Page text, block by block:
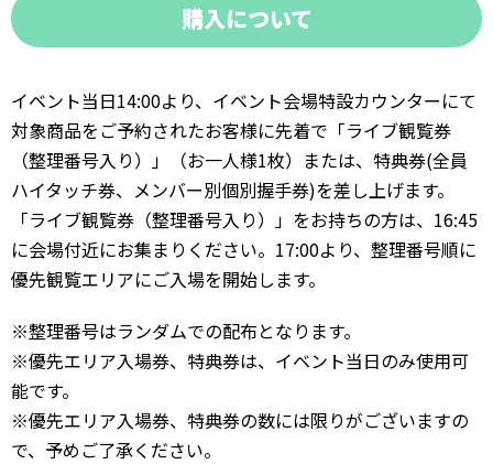
購入について
イベント当日14:00より、イベント会場特設カウンターにて
対象商品をご予約されたお客様に先着で「ライブ観覧券
（整理番号入り）」（お一人様1枚）または、特典券(全員
ハイタッチ券、メンバー別個別握手券)を差し上げます。
「ライブ観覧券（整理番号入り）」をお持ちの方は、16:45
に会場付近にお集まりください。17:00より、整理番号順に
優先観覧エリアにご入場を開始します。
※整理番号はランダムでの配布となります。
※優先エリア入場券、特典券は、イベント当日のみ使用可
能です。
※優先エリア入場券、特典券の数には限りがございますの
で、予めご了承ください。